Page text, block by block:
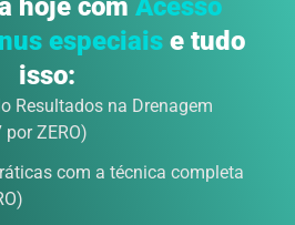
hoje com Acesso
especiais e tudo
isso:
Resultados na Drenagem
ZERO)
com a técnica completa